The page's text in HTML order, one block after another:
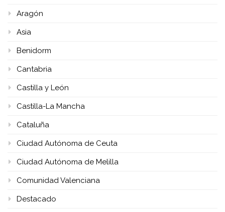
Aragón
Asia
Benidorm
Cantabria
Castilla y León
Castilla-La Mancha
Cataluña
Ciudad Autónoma de Ceuta
Ciudad Autónoma de Melilla
Comunidad Valenciana
Destacado